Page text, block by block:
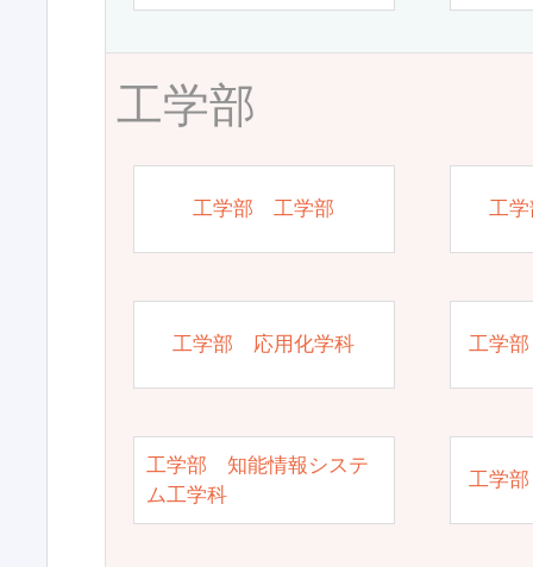
工学部
工学部 工学部 工
工学部 応用化学科 工学
工学部 知能情報システ
ム工学科
工学